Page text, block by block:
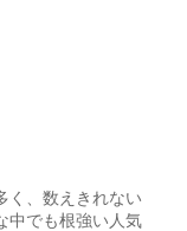
く、数えきれない
中でも根強い人気